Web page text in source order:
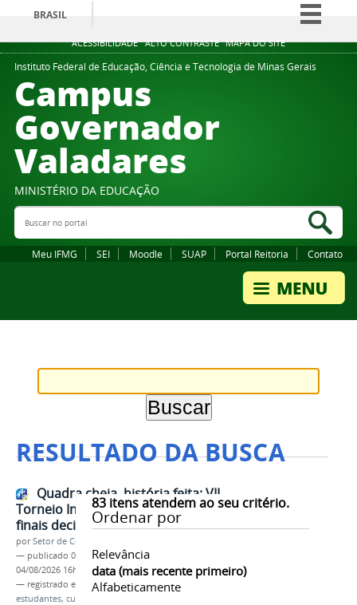
ACESSIBILIDADE ALTO CONTRASTE MAPA DO SITE
BRASIL
Simplifique!
Comunica BR
Instituto Federal de Educação, Ciência e Tecnologia de Minas Gerais
Campus
Governador
Valadares
MINISTÉRIO DA EDUCAÇÃO
Buscar no portal
Meu IFMG SEI Moodle SUAP Portal Reitoria Contato
RESULTADO DA BUSCA
83itens atendem ao seu critério.
Ordenar por
Relevância
data (mais recente primeiro)
Alfabeticamente
Quadra cheia, história feita: VII
Torneio Interclasse encerra com
finais decididas nos detalhes
porSetor de Comunicação
— publicado 08/07/2026—última modificação
04/08/2026 16h29
— registrado em:
final,torneio interclasse 2026
estudantes, cursos técnicos integrado